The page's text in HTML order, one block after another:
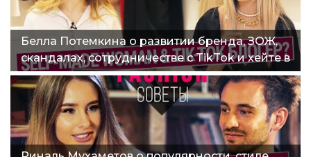
Белла Потемкина о развитии бренда, ЗОЖ,
скандалах, сотрудничестве с TikTok и хейте в
Сети"